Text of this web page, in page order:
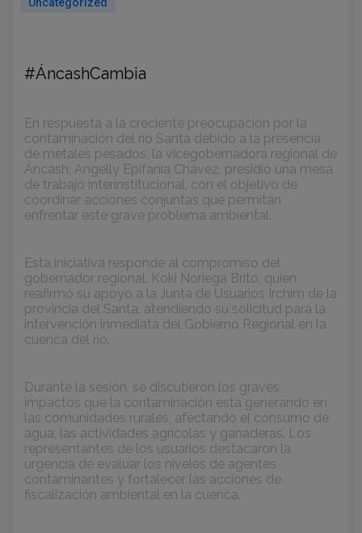
#ÁncashCambia
En respuesta a la creciente preocupación por la
contaminación del río Santa debido a la presencia
de metales pesados, la vicegobernadora regional de
Áncash, Angelly Epifanía Chávez, presidió una mesa
de trabajo interinstitucional, con el objetivo de
coordinar acciones conjuntas que permitan
enfrentar este grave problema ambiental.
Esta iniciativa responde al compromiso del
gobernador regional, Koki Noriega Brito, quien
reafirmó su apoyo a la Junta de Usuarios Irchim de la
provincia del Santa, atendiendo su solicitud para la
intervención inmediata del Gobierno Regional en la
cuenca del río.
Durante la sesión, se discutieron los graves
impactos que la contaminación está generando en
las comunidades rurales, afectando el consumo de
agua, las actividades agrícolas y ganaderas. Los
representantes de los usuarios destacaron la
urgencia de evaluar los niveles de agentes
contaminantes y fortalecer las acciones de
fiscalización ambiental en la cuenca.